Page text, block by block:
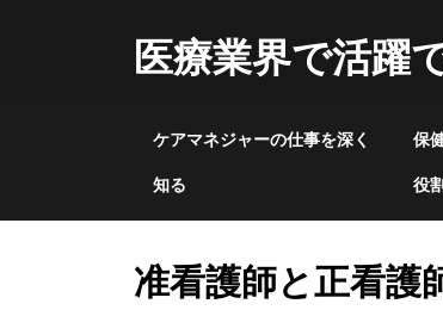
医療業界で活躍
ケアマネジャーの仕事を深く
知る
保
役
准看護師と正看護